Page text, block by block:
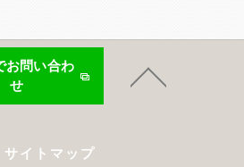
お問い合わ
せ
サイトマップ